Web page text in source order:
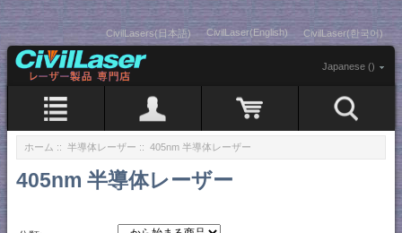
CivilLasers(日本語) CivilLaser(English) CivilLaser(한국어)
Japanese ()
ホーム :: 半導体レーザー :: 405nm 半導体レーザー
405nm 半導体レーザー